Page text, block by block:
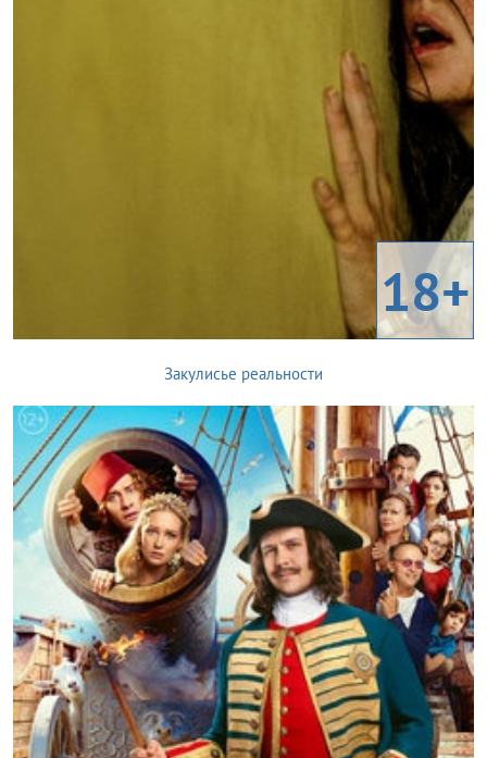
18+
Закулисье реальности